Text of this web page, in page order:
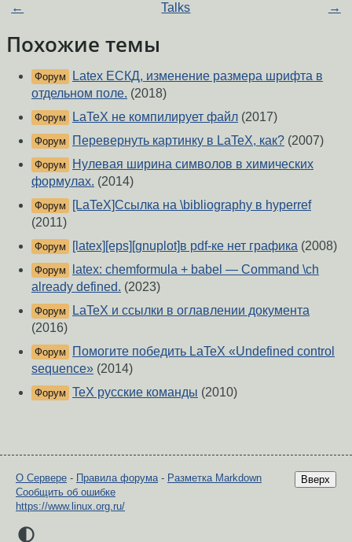
← Talks →
Похожие темы
Форум
Latex ЕСКД, изменение размера шрифта в
отдельном поле. (2018)
Форум LaTeX не компилирует файл (2017)
Форум Перевернуть картинку в LaTeX, как? (2007)
Форум
Нулевая ширина символов в химических
формулах. (2014)
Форум
[LaTeX]Ссылка на \bibliography в hyperref
(2011)
Форум [latex][eps][gnuplot]в pdf-ке нет графика (2008)
Форум
latex: chemformula + babel — Command \ch
already defined. (2023)
Форум
LaTeX и ссылки в оглавлении документа
(2016)
Форум
Помогите победить LaTeX «Undefined control
sequence» (2014)
Форум TeX русские команды (2010)
Вверх
О Сервере - Правила форума- Разметка Markdown
Сообщить об ошибке
https://www.linux.org.ru/